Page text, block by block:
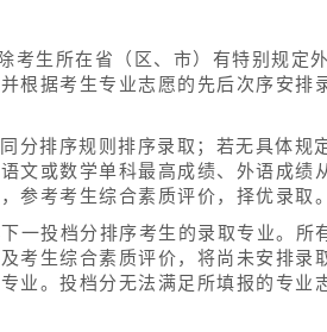
生所在省（区、市）有特别规定
根据考生专业志愿的先后次序安排
分排序规则排序录取；若无具体规
或数学单科最高成绩、外语成绩
参考考生综合素质评价，择优录取。
一投档分排序考生的录取专业。所
考生综合素质评价，将尚未安排录
业。投档分无法满足所填报的专业